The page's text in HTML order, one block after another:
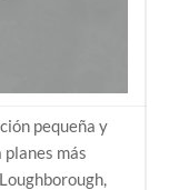
pequeña y
más